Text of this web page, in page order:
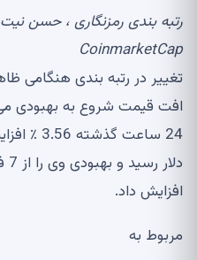
رتبه بندی رمزنگاری ، حسن
CoinmarketCap
افزایش داد.
مربوط به